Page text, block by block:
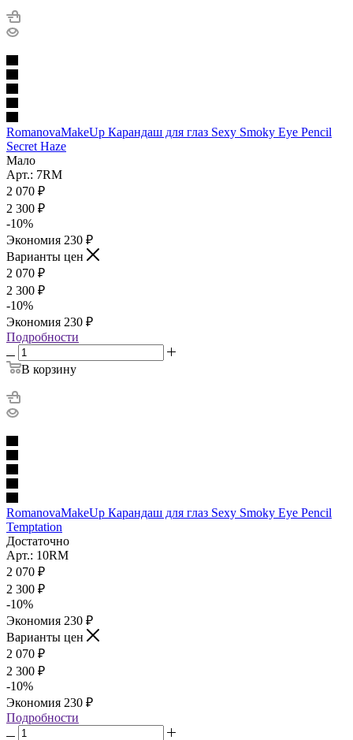
RomanovaMakeUp Карандаш для глаз Sexy Smoky Eye Pencil
Secret Haze
Мало
Арт.: 7RM
2 070 ₽
2 300 ₽
-10%
Экономия 230 ₽
Варианты цен
2 070 ₽
2 300 ₽
-10%
Экономия 230 ₽
Подробности
В корзину
RomanovaMakeUp Карандаш для глаз Sexy Smoky Eye Pencil
Temptation
Достаточно
Арт.: 10RM
2 070 ₽
2 300 ₽
-10%
Экономия 230 ₽
Варианты цен
2 070 ₽
2 300 ₽
-10%
Экономия 230 ₽
Подробности